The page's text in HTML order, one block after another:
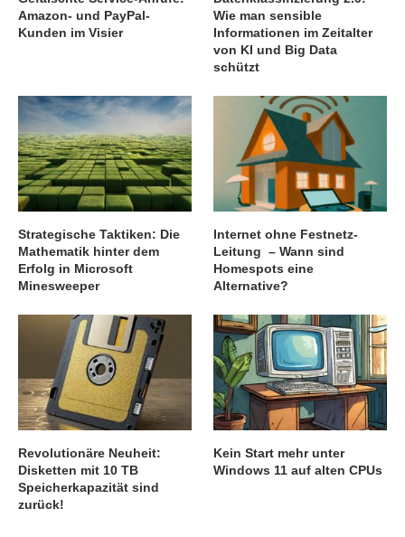
Amazon- und PayPal-
Kunden im Visier
Wie man sensible
Informationen im Zeitalter
von KI und Big Data
schützt
Strategische Taktiken: Die
Mathematik hinter dem
Erfolg in Microsoft
Minesweeper
Internet ohne Festnetz-
Leitung – Wann sind
Homespots eine
Alternative?
Revolutionäre Neuheit:
Disketten mit 10 TB
Speicherkapazität sind
zurück!
Kein Start mehr unter
Windows 11 auf alten CPUs